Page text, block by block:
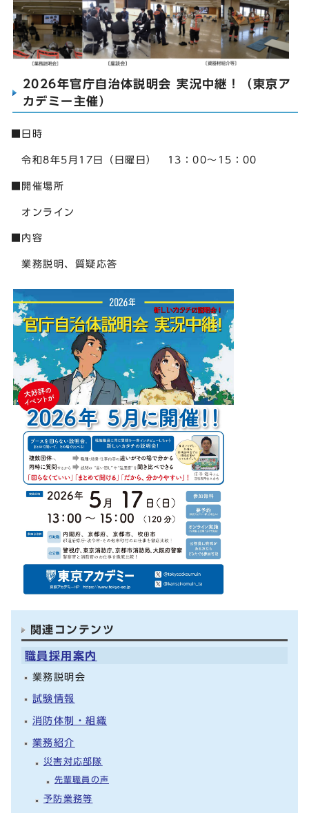
2026年官庁自治体説明会 実況中継！（東京ア
カデミー主催）
■日時
令和8年5月17日（日曜日） 13：00～15：00
■開催場所
オンライン
■内容
業務説明、質疑応答
関連コンテンツ
職員採用案内
業務説明会
試験情報
消防体制・組織
業務紹介
災害対応部隊
先輩職員の声
予防業務等